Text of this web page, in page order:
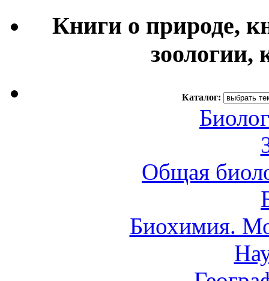
Книги о природе,
зоологии,
Каталог:
Общая
Биохимия.